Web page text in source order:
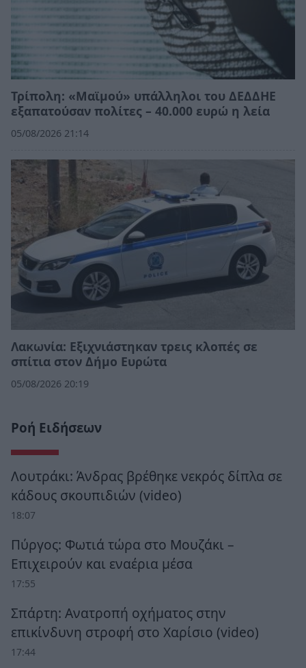
Τρίπολη: «Μαϊμού» υπάλληλοι του ΔΕΔΔΗΕ
εξαπατούσαν πολίτες – 40.000 ευρώ η λεία
05/08/2026 21:14
Λακωνία: Εξιχνιάστηκαν τρεις κλοπές σε
σπίτια στον Δήμο Ευρώτα
05/08/2026 20:19
Ροή Ειδήσεων
Λουτράκι: Άνδρας βρέθηκε νεκρός δίπλα σε
κάδους σκουπιδιών (video)
18:07
Πύργος: Φωτιά τώρα στο Μουζάκι –
Επιχειρούν και εναέρια μέσα
17:55
Σπάρτη: Ανατροπή οχήματος στην
επικίνδυνη στροφή στο Χαρίσιο (video)
17:44